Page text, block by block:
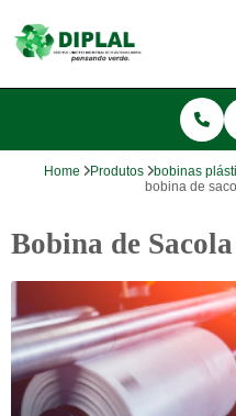
Home Produtos bobinas
bobina de
Bobina de